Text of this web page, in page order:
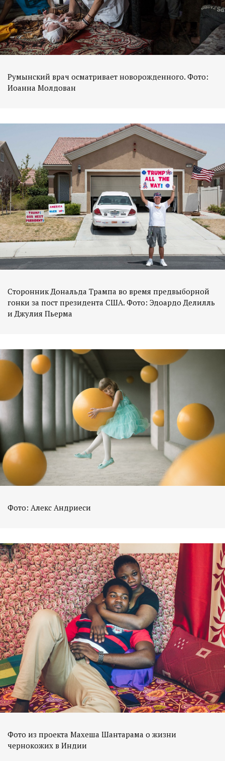
Румынский врач осматривает новорожденного. Фото:
Иоанна Молдован
Сторонник Дональда Трампа во время предвыборной
гонки за пост президента США. Фото: Эдоардо Делилль
и Джулия Пьерма
Фото: Алекс Андриеси
Фото из проекта Махеша Шантарама о жизни
чернокожих в Индии